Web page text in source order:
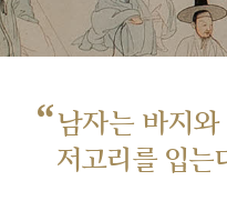
“남자는 바지와
저고리를 입는